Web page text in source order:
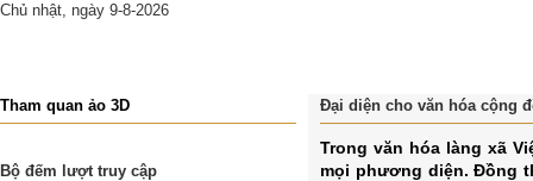
Chủ nhật, ngày 9-8-2026
Tham quan ảo 3D
Bộ đếm lượt truy cập
Đại diện cho văn hóa cộng
Trong văn hóa làng xã
mọi phương diện. Đồng